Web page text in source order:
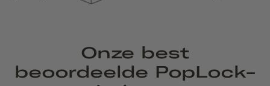
Onze best
beoordeelde PopLock-